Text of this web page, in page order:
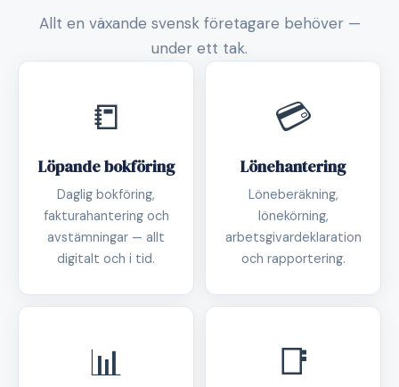
Allt en växande svensk företagare behöver —
under ett tak.
📒
Löpande bokföring
Daglig bokföring,
fakturahantering och
avstämningar — allt
digitalt och i tid.
💳
Lönehantering
Löneberäkning,
lönekörning,
arbetsgivardeklaration
och rapportering.
📊 📑